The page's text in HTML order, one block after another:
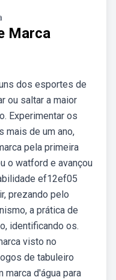
Marca
dos esportes de
ou saltar a maior
Experimentar os
mais de um ano,
pela primeira
o watford e avançou
ef12ef05
prezando pelo
a prática de
identificando os.
visto no
de tabuleiro
marca d'água para